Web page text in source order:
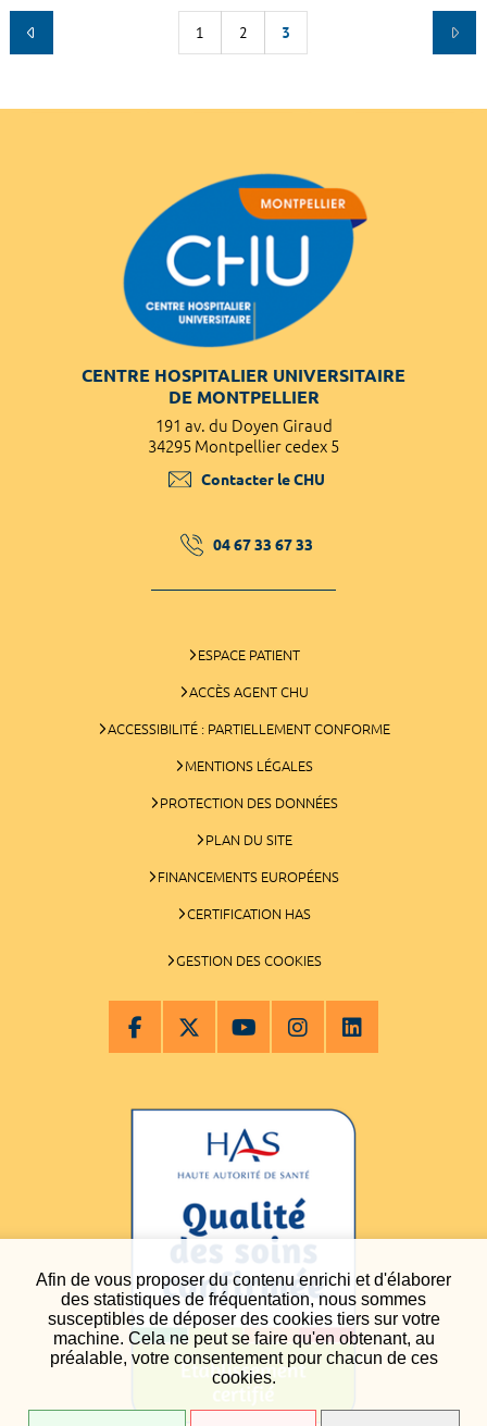
Afin de vous proposer du contenu enrichi et d'élaborer
des statistiques de fréquentation, nous sommes
susceptibles de déposer des cookies tiers sur votre
machine. Cela ne peut se faire qu'en obtenant, au
préalable, votre consentement pour chacun de ces
cookies.
1 2 3
CENTRE HOSPITALIER UNIVERSITAIRE
DE MONTPELLIER
191 av. du Doyen Giraud
34295 Montpellier cedex 5
Contacter le CHU
04 67 33 67 33
ESPACE PATIENT
ACCÈS AGENT CHU
ACCESSIBILITÉ : PARTIELLEMENT CONFORME
MENTIONS LÉGALES
PROTECTION DES DONNÉES
PLAN DU SITE
FINANCEMENTS EUROPÉENS
CERTIFICATION HAS
GESTION DES COOKIES